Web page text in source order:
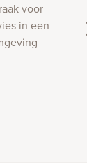
voor
in een